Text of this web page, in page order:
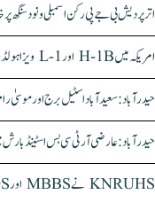
اتر پردیش بی جے پی رکن اسمبلی ونود سنگھ
امریکہ میں H-1B اور L-1 ویزا ہولڈرز کے لیے بڑی راحت، اب ملک چھوڑے بغیر ویزا تجدید ممکن
حیدرآباد: سعیدآباد اسٹیل برج اور موسیٰ
حیدرآباد: عارضی آر ٹی سی بس اسٹینڈ بارش
KNRUHS نے MBBS اور BDS داخلوں کا نوٹیفکیشن جاری کر دیا